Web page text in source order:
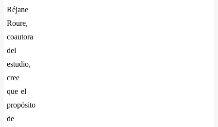
Réjane
Roure,
coautora
del
estudio,
cree
que el
propósito
de